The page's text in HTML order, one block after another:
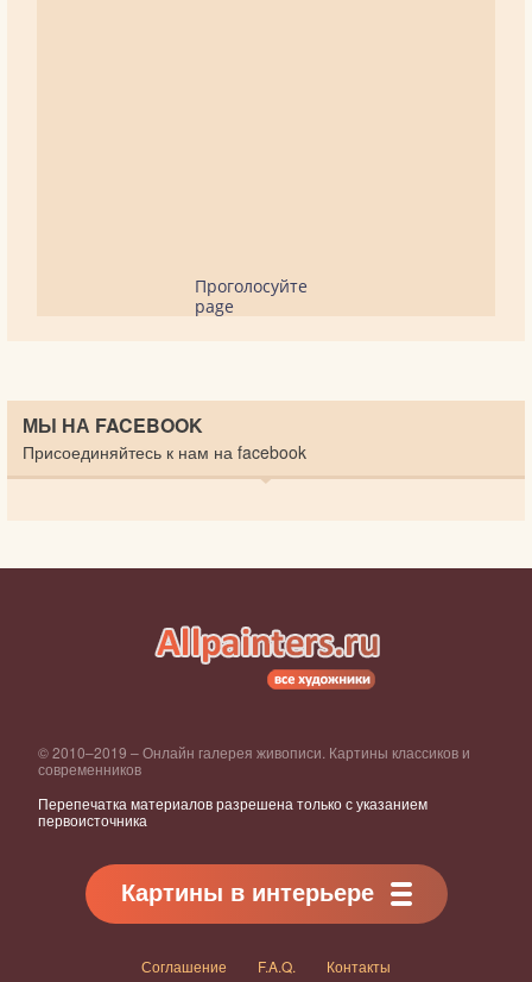
Проголосуйте
page
МЫ НА FACEBOOK
Присоединяйтесь к нам на facebook
© 2010–2019 – Онлайн галерея живописи. Картины классиков и
современников
Перепечатка материалов разрешена только с указанием
первоисточника
Картины в интерьере
Соглашение F.A.Q. Контакты